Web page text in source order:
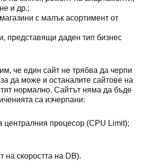
и др.;
с малък асортимент от
представящи даден тип бизнес
че един сайт не трябва да черпи
да може и останалите сайтове на
нормално. Сайтът няма да бъде
са изчерпани:
централния процесор (CPU Limit);
на скоростта на DB).